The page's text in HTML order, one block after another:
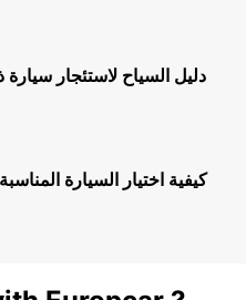
دليل السياح لاستئجار سيارة
كيفية اختيار السيارة